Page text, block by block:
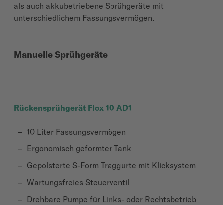
als auch akkubetriebene Sprühgeräte mit
unterschiedlichem Fassungsvermögen.
Manuelle Sprühgeräte
Rückensprühgerät Flox 10 AD1
10 Liter Fassungsvermögen
Ergonomisch geformter Tank
Gepolsterte S-Form Traggurte mit Klicksystem
Wartungsfreies Steuerventil
Drehbare Pumpe für Links- oder Rechtsbetrieb